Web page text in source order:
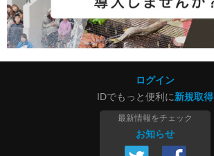
ログイン
IDでもっと便利に新規取得
最新情報をチェック
お知らせ